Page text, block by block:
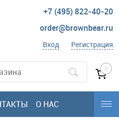
+7 (495) 822-40-20
order@brownbear.ru
Вход Регистрация
0
О НАС